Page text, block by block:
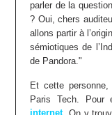
parler de la
? Oui, chers
allons partir à
sémiotiques de
de Pandora."
Et cette
Paris Tech.
internet